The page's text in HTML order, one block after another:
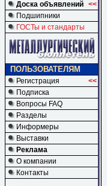
Доска объявлений <<
Подшипники
ГОСТы и стандарты
ПОЛЬЗОВАТЕЛЯМ
Регистрация
<<
Подписка
Вопросы FAQ
Разделы
Информеры
Выставки
Реклама
О компании
Контакты